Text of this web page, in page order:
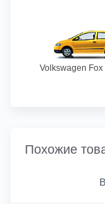
Volkswagen
Похожие